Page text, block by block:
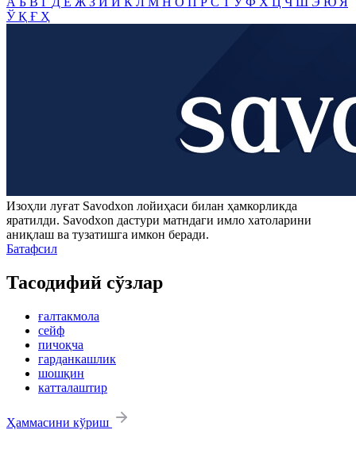
ЎҚ Ғ Ҳ
Изоҳли луғат Savodxon лойиҳаси билан ҳамкорликда
яратилди. Savodxon дастури матндаги имло хатоларини
аниқлаш ва тузатишга имкон беради.
Батафсил
Тасодифий сўзлар
ғалтакмола
сейф
пичоқча
гарданкашлик
шошқин
катталаштир
Ҳаммасини кўриш